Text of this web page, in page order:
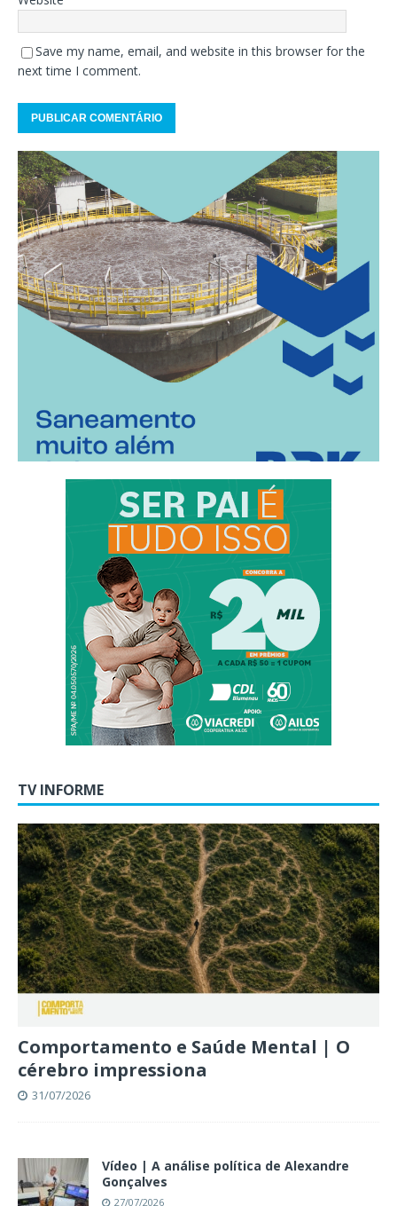
Save my name, email, and website in this browser for the
next time I comment.
TV INFORME
Comportamento e Saúde Mental | O
cérebro impressiona
31/07/2026
Vídeo | A análise política de Alexandre
Gonçalves
27/07/2026